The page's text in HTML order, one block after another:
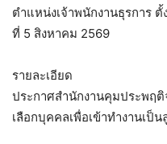
ตำแหน่งเจ้าพนักงานธุรการ
ที่ 5 สิงหาคม 2569
รายละเอียด
ประกาศสำนักงานคุมประพฤ
เลือกบุคคลเพื่อเข้าทำงานเป็